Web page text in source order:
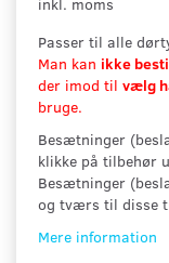
inkl. moms
Passer til alle
Man kan ikke
der imod til vælg
bruge.
Besætninger
klikke på tilbehør
Besætninger
og tværs til disse
Mere information